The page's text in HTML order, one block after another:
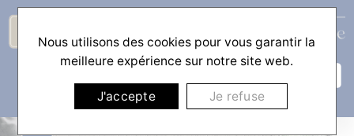
☰
Nous utilisons des cookies pour vous garantir la
meilleure expérience sur notre site web.
J'accepte Je refuse